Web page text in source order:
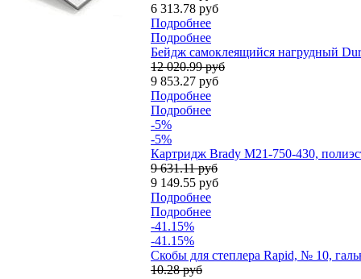
6 313.78 руб
Подробнее
Подробнее
Бейдж самоклеящийся нагрудный
12 020.99 руб
9 853.27 руб
Подробнее
Подробнее
-5%
-5%
Картридж Brady M21-750-430,
9 631.11 руб
9 149.55 руб
Подробнее
Подробнее
-41.15%
-41.15%
Скобы для степлера Rapid, № 10,
10.28 руб